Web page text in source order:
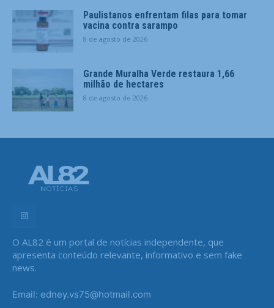
Paulistanos enfrentam filas para tomar
vacina contra sarampo
8 de agosto de 2026
Grande Muralha Verde restaura 1,66
milhão de hectares
8 de agosto de 2026
O AL82 é um portal de notícias independente, que
apresenta conteúdo relevante, informativo e sem fake
news.
Email: edney.vs75@hotmail.com